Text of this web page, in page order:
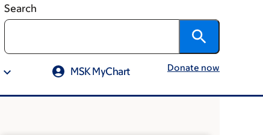
Search
MSK MyChart Donate now